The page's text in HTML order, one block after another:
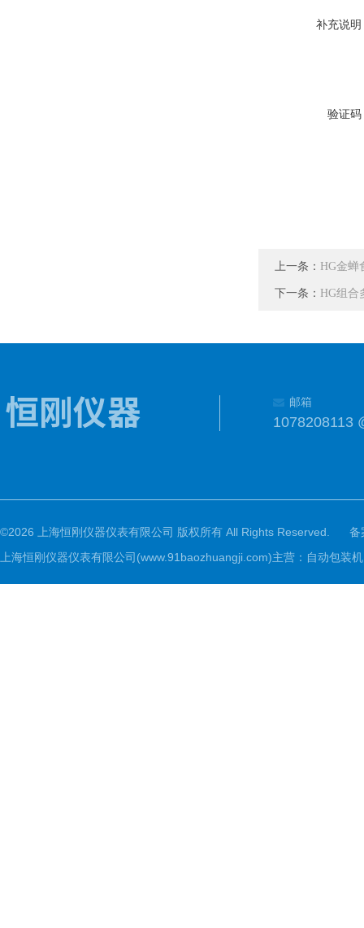
补充说明
验证码
上一条： HG金蝉
下一条： HG组合
邮箱
1078208113
©2026 上海恒刚仪器仪表有限公司 版权所有 All Rights Reserved.
备
上海恒刚仪器仪表有限公司(www.91baozhuangji.com)主营：自动包装